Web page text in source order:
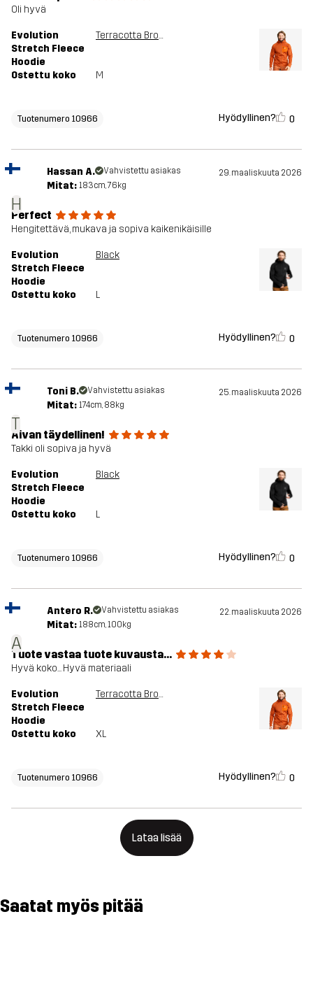
Oli hyvä
Evolution
Stretch Fleece
Hoodie
Terracotta Brown
Ostettu koko M
Tuotenumero 10966 Hyödyllinen? 0
H
Hassan A. Vahvistettu asiakas 29. maaliskuuta 2026
Mitat: 183cm, 76kg
Perfect
Hengitettävä, mukava ja sopiva kaikenikäisille
Evolution
Stretch Fleece
Hoodie
Black
Ostettu koko L
Tuotenumero 10966 Hyödyllinen? 0
T
Toni B. Vahvistettu asiakas 25. maaliskuuta 2026
Mitat: 174cm, 88kg
Aivan täydellinen!
Takki oli sopiva ja hyvä
Evolution
Stretch Fleece
Hoodie
Black
Ostettu koko L
Tuotenumero 10966 Hyödyllinen? 0
A
Antero R. Vahvistettu asiakas 22. maaliskuuta 2026
Mitat: 188cm, 100kg
Tuote vastaa tuote kuvausta...
Hyvä koko... Hyvä materiaali
Evolution
Stretch Fleece
Hoodie
Terracotta Brown
Ostettu koko XL
Tuotenumero 10966 Hyödyllinen? 0
Lataa lisää
Saatat myös pitää